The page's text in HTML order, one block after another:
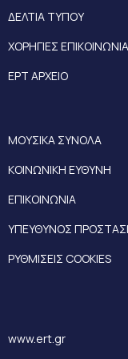
ΔΕΛΤΙΑ ΤΥΠΟΥ
ΧΟΡΗΓΙΕΣ
ΕΡΤ ΑΡΧΕΙΟ
ΜΟΥΣΙΚΑ ΣΥΝΟΛΑ
ΚΟΙΝΩΝΙΚΗ ΕΥΘΥΝΗ
ΕΠΙΚΟΙΝΩΝΙΑ
ΥΠΕΥΘΥΝΟΣ
ΡΥΘΜΙΣΕΙΣ COOKIES
www.ert.gr